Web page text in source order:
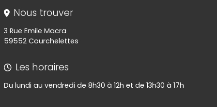
Nous trouver
3 Rue Emile Macra
59552 Courchelettes
Les horaires
Du lundi au vendredi de 8h30 à 12h et de 13h30 à 17h